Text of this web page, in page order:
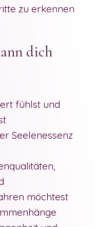
zu erkennen
dich
fühlst und
Seelenessenz
möchtest